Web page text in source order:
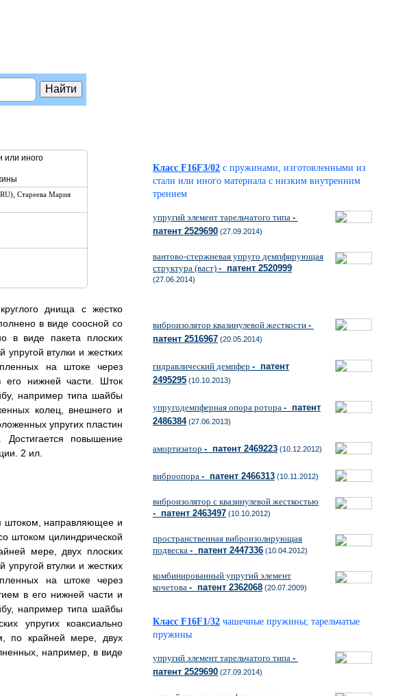
или иного
, Стареева Мария
днища с жестко
в виде соосной со
в виде пакета плоских
втулки и жестких
на штоке через
его нижней части. Шток
например типа шайбы
колец, внешнего и
упругих пластин
повышение
2 ил.
штоком, направляющее и
штоком цилиндрической
мере, двух плоских
втулки и жестких
на штоке через
в его нижней части и
например типа шайбы
упругих коаксиально
по крайней мере, двух
например, в виде
Класс F16F3/02 с пружинами, изготовленными из
стали или иного материала с низким внутренним
трением
упругий элемент тарельчатого типа -
патент 2529690 (27.09.2014)
вантово-стержневая упруго демпфирующая
структура (васт) - патент 2520999
(27.06.2014)
виброизолятор квазинулевой жесткости -
патент 2516967 (20.05.2014)
гидравлический демпфер - патент
2495295 (10.10.2013)
упругодемпферная опора ротора - патент
2486384(27.06.2013)
амортизатор - патент 2469223 (10.12.2012)
виброопора - патент 2466313 (10.11.2012)
виброизолятор с квазинулевой жесткостью
- патент 2463497 (10.10.2012)
пространственная виброизолирующая
подвеска - патент 2447336 (10.04.2012)
комбинированный упругий элемент
кочетова - патент 2362068 (20.07.2009)
Класс F16F1/32 чашечные пружины; тарельчатые
пружины
упругий элемент тарельчатого типа -
патент 2529690 (27.09.2014)